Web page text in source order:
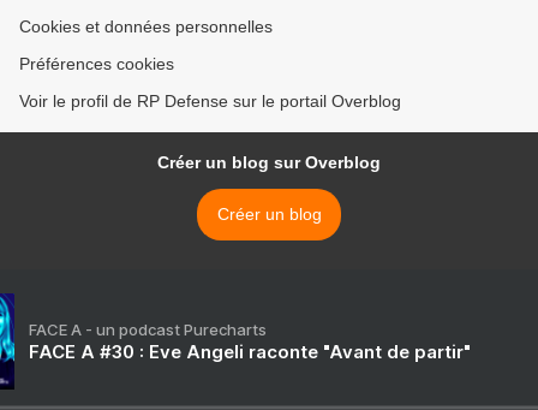
Cookies et données personnelles
Préférences cookies
Voir le profil de RP Defense sur le portail Overblog
Créer un blog sur Overblog
Créer un blog
FACE A - un podcast Purecharts
FACE A #30 : Eve Angeli raconte "Avant de partir"